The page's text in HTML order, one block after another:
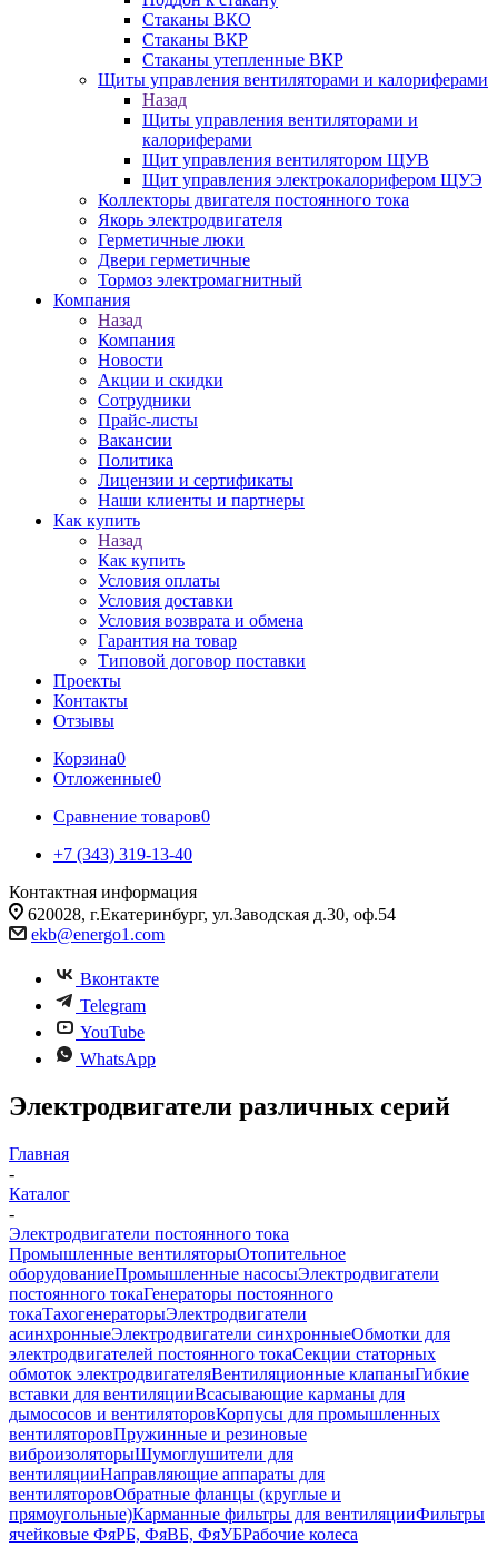
Стаканы ВКО
Стаканы ВКР
Стаканы утепленные ВКР
Щиты управления вентиляторами и калориферами
Назад
Щиты управления вентиляторами и
калориферами
Щит управления вентилятором ЩУВ
Щит управления электрокалорифером ЩУЭ
Коллекторы двигателя постоянного тока
Якорь электродвигателя
Герметичные люки
Двери герметичные
Тормоз электромагнитный
Компания
Назад
Компания
Новости
Акции и скидки
Сотрудники
Прайс-листы
Вакансии
Политика
Лицензии и сертификаты
Наши клиенты и партнеры
Как купить
Назад
Как купить
Условия оплаты
Условия доставки
Условия возврата и обмена
Гарантия на товар
Типовой договор поставки
Проекты
Контакты
Отзывы
Корзина0
Отложенные0
Сравнение товаров0
+7 (343) 319-13-40
Контактная информация
620028, г.Екатеринбург, ул.Заводская д.30, оф.54
ekb@energo1.com
Вконтакте
Telegram
YouTube
WhatsApp
Электродвигатели различных серий
Главная
-
Каталог
-
Электродвигатели постоянного тока
Промышленные вентиляторыОтопительное
оборудованиеПромышленные насосыЭлектродвигатели
постоянного токаГенераторы постоянного
токаТахогенераторыЭлектродвигатели
асинхронныеЭлектродвигатели синхронныеОбмотки для
электродвигателей постоянного токаСекции статорных
обмоток электродвигателяВентиляционные клапаныГибкие
вставки для вентиляцииВсасывающие карманы для
дымососов и вентиляторовКорпусы для промышленных
вентиляторовПружинные и резиновые
виброизоляторыШумоглушители для
вентиляцииНаправляющие аппараты для
вентиляторовОбратные фланцы (круглые и
прямоугольные)Карманные фильтры для вентиляцииФильтры
ячейковые ФяРБ, ФяВБ, ФяУБРабочие колеса